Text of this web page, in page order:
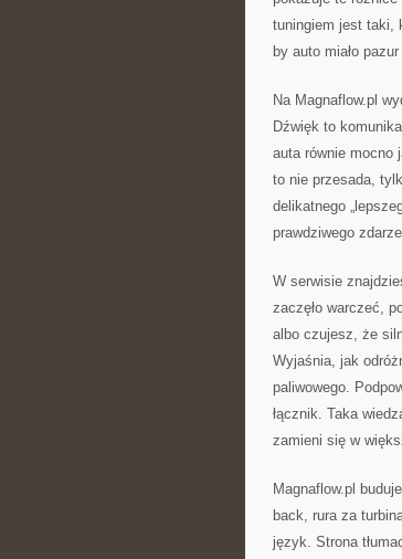
tuningiem jest taki,
by auto miało
Na Magnaflow.pl
Dźwięk to
auta równie mocno
to nie przesada,
delikatnego
prawdziwego
W serwisie
zaczęło warczeć,
albo czujesz, że
Wyjaśnia, jak
paliwowego.
łącznik. Taka
zamieni się w
Magnaflow.pl
back, rura za
język. Strona